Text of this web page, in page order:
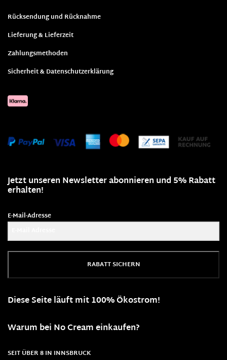
Rücksendung und Rücknahme
Lieferung & Lieferzeit
Zahlungsmethoden
Sicherheit & Datenschutzerklärung
Jetzt unseren Newsletter abonnieren und 5% Rabatt
erhalten!
E-Mail-Adresse
RABATT SICHERN
Diese Seite läuft mit 100% Ökostrom!
Warum bei No Cream einkaufen?
SEIT ÜBER 8 IN INNSBRUCK